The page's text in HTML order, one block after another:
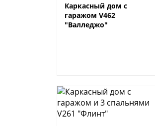
Каркасный дом с
гаражом V462
"Валледжо"